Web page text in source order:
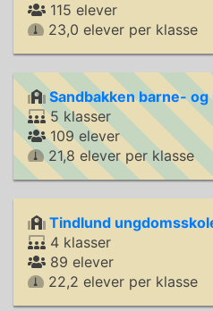
115 elever
23,0 elever per klasse
Sandbakken barne-
5 klasser
109 elever
21,8 elever per klasse
Tindlund
4 klasser
89 elever
22,2 elever per klasse